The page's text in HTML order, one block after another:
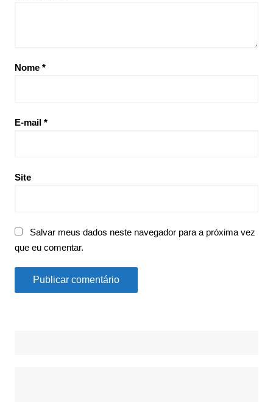
Nome *
E-mail *
Site
Salvar meus dados neste navegador para a próxima vez
que eu comentar.